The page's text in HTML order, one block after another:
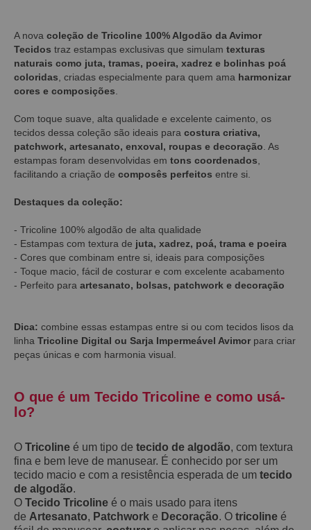
A nova coleção de Tricoline 100% Algodão da Avimor
Tecidos traz estampas exclusivas que simulam texturas
naturais como juta, tramas, poeira, xadrez e bolinhas poá
coloridas , criadas especialmente para quem ama harmonizar
cores e composições
Com toque suave, alta qualidade e excelente caimento, os
tecidos dessa coleção são ideais para costura criativa,
patchwork, artesanato, enxoval, roupas e decoração . As
estampas foram desenvolvidas em tons coordenados
facilitando a criação de composês perfeitos entre si.
Destaques da coleção:
- Tricoline 100% algodão de alta qualidade
- Estampas com textura de juta, xadrez, poá, trama e poeira
- Cores que combinam entre si, ideais para composições
- Toque macio, fácil de costurar e com excelente acabamento
- Perfeito para artesanato, bolsas, patchwork e decoração
Dica: combine essas estampas entre si ou com tecidos lisos da
linha Tricoline Digital ou Sarja Impermeável Avimor para criar
peças únicas e com harmonia visual.
O que é um Tecido Tricoline e como usá-
lo?
O Tricoline é um tipo de tecido de algodão, com textura
fina e bem leve de manusear. É conhecido por ser um
tecido macio e com a resistência esperada de um tecido
de algodão.
O Tecido Tricoline é o mais usado para itens
de Artesanato, Patchwork e Decoração. O tricoline é